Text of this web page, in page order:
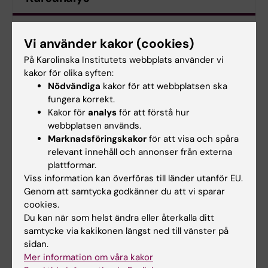
Studenten HT25 (PDF, 210.84 KB)
Kontaktuppgifter
Robert Schibbye
Kursansvarig/examinator
E-post:
robert.schibbye@ki.se
Johanna Andresen
Vi använder kakor (cookies)
På Karolinska Institutets webbplats använder vi
kakor för olika syften:
Nödvändiga kakor för att webbplatsen ska
fungera korrekt.
Kakor för analys för att förstå hur
webbplatsen används.
Marknadsföringskakor för att visa och spåra
relevant innehåll och annonser från externa
plattformar.
Viss information kan överföras till länder utanför EU.
Genom att samtycka godkänner du att vi sparar
cookies.
Du kan när som helst ändra eller återkalla ditt
samtycke via kakikonen längst ned till vänster på
sidan.
Mer information om våra kakor